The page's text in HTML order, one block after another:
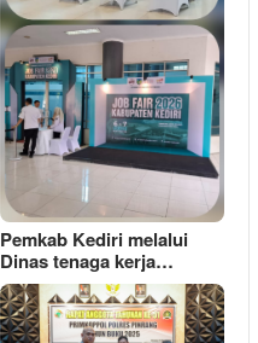
Pemkab Kediri melalui
Dinas tenaga kerja…